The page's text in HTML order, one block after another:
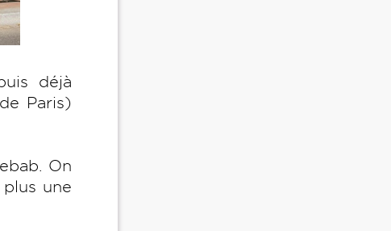
déjà
Paris)
On
une